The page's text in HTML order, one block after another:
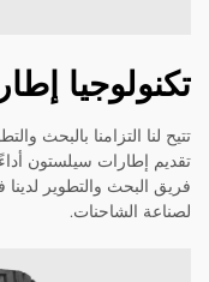
تكنولوجيا
تتيح لنا التزامنا بالبحث
تقديم إطارات سيلستون
فريق البحث والتطوير لدينا
لصناعة الشاحنات.